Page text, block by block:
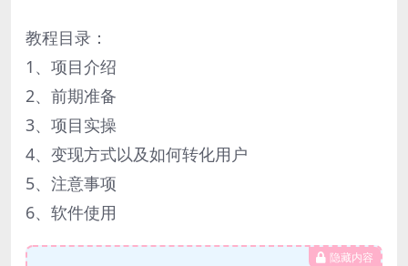
教程目录：
1、项目介绍
2、前期准备
3、项目实操
4、变现方式以及如何转化用户
5、注意事项
6、软件使用
隐藏内容